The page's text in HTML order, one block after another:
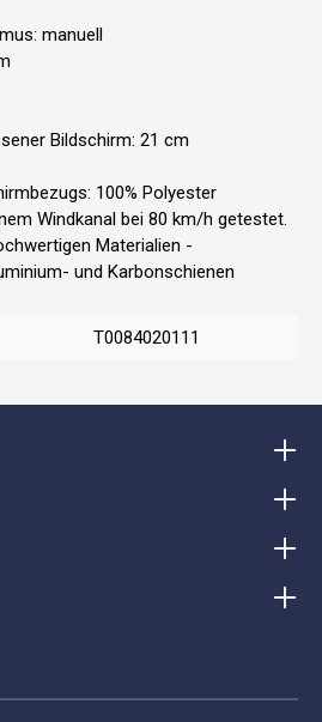
manuell
Bildschirm: 21 cm
100% Polyester
Windkanal bei 80 km/h getestet.
Materialien -
und Karbonschienen
T0084020111